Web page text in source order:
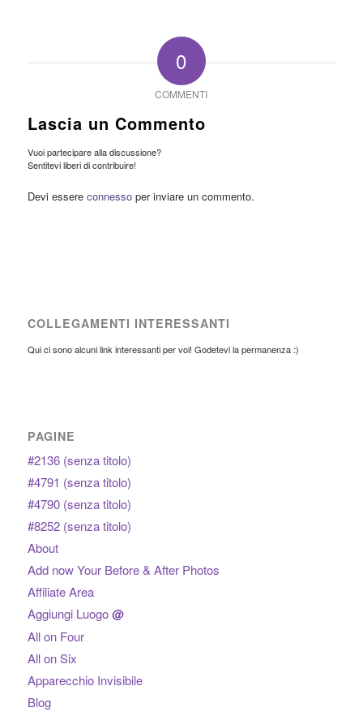
0
COMMENTI
Lascia un Commento
Vuoi partecipare alla discussione?
Sentitevi liberi di contribuire!
Devi essere connessoper inviare un commento.
COLLEGAMENTI INTERESSANTI
Qui ci sono alcuni link interessanti per voi! Godetevi la permanenza :)
PAGINE
#2136 (senza titolo)
#4791 (senza titolo)
#4790 (senza titolo)
#8252 (senza titolo)
About
Add now Your Before & After Photos
Affiliate Area
Aggiungi Luogo@
All on Four
All on Six
Apparecchio Invisibile
Blog